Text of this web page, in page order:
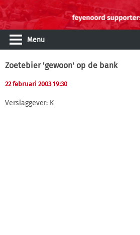
Menu
Zoetebier 'gewoon' op de bank
22 februari 2003 19:30
Verslaggever: K